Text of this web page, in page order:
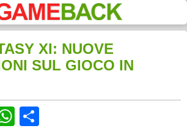
XI: NUOVE
SUL GIOCO IN
WhatsApp